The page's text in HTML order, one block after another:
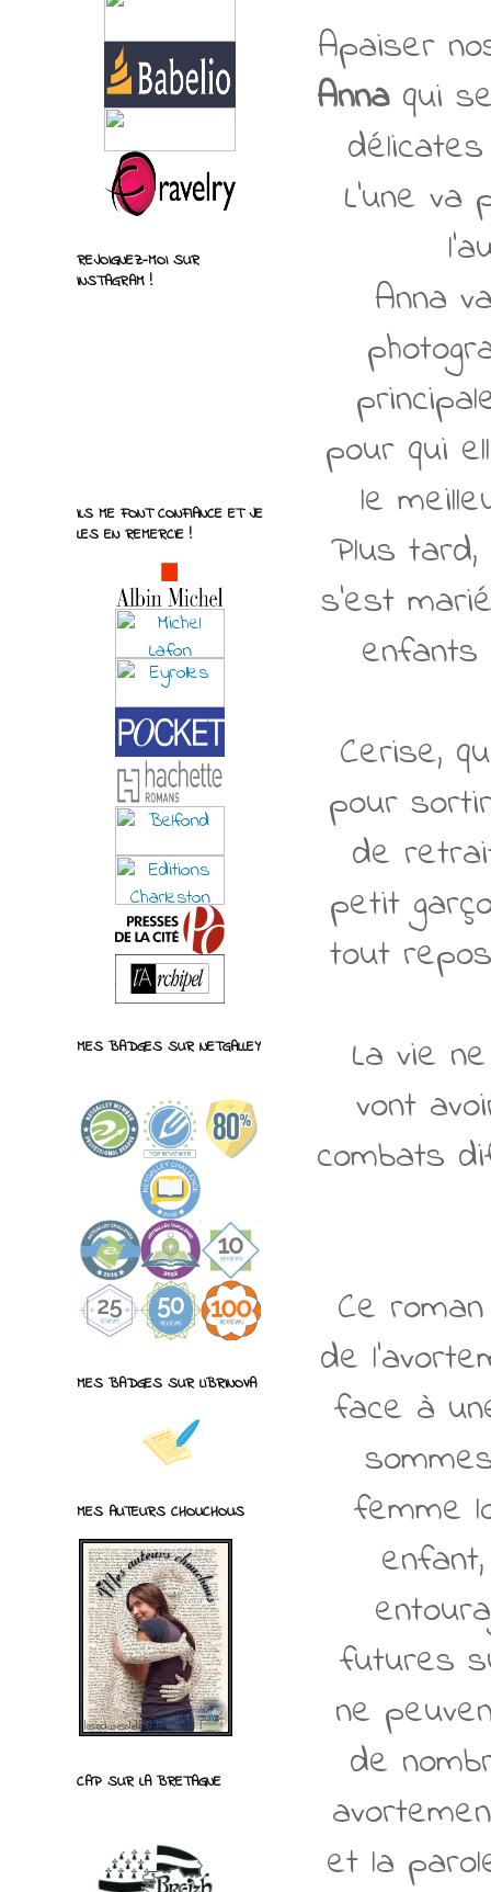
Apaiser
Anna qui
L'une va
Anna
pour qui
le
Plus
s'est
enfants
Cerise,
pour
de
petit
tout
La vie
vont
combats
Ce
de
face à
femme
futures
ne
de
et la
REJOIGNEZ-MOI SUR
INSTAGRAM !
ILS ME FONT CONFIANCE ET JE
LES EN REMERCIE !
MES BADGES SUR NETGALLEY
MES BADGES SUR LIBRINOVA
MES AUTEURS CHOUCHOUS
CAP SUR LA BRETAGNE